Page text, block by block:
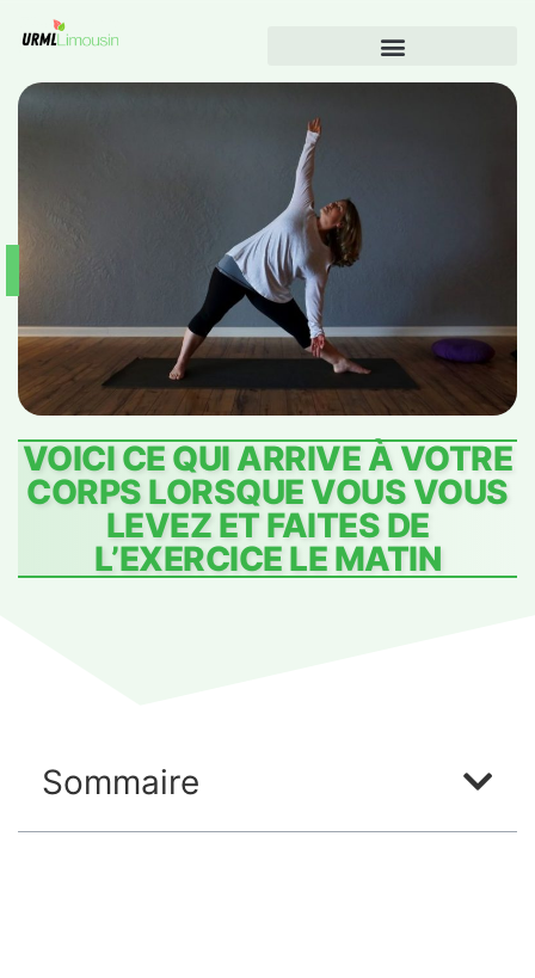
VOICI CE QUI ARRIVE À VOTRE
CORPS LORSQUE VOUS VOUS
LEVEZ ET FAITES DE
L’EXERCICE LE MATIN
Sommaire